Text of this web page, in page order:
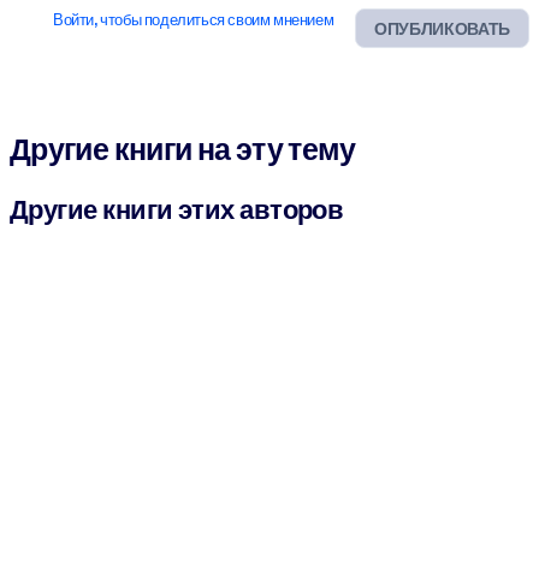
ОПУБЛИКОВАТЬ
Войти, чтобы поделиться своим мнением
Другие книги на эту тему
Другие книги этих авторов